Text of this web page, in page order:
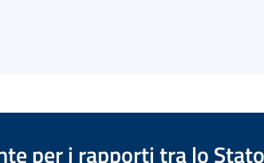
per i rapporti tra lo